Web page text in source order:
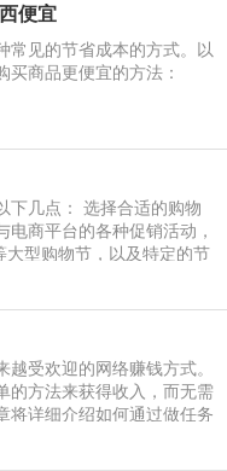
便宜
常见的节省成本的方式。以
买商品更便宜的方法：
下几点： 选择合适的购物
商平台的各种促销活动，
型购物节，以及特定的节
常会提供较大的折扣和优
受欢迎的网络赚钱方式。
的方法来获得收入，而无需
将详细介绍如何通过做任务
限度地利用这种赚钱方